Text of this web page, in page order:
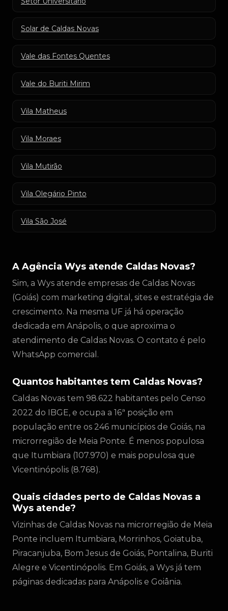
Solar de Caldas Novas
Vale das Fontes Quentes
Vale do Buriti Mirim
Vila Matheus
Vila Moraes
Vila Mutirão
Vila Olegário Pinto
Vila São José
A Agência Wys atende Caldas Novas?
Sim, a Wys atende empresas de Caldas Novas
(Goiás) com marketing digital, sites e estratégia de
crescimento. Na mesma UF já há operação
dedicada em Anápolis, o que aproxima o
atendimento de Caldas Novas. O contato é pelo
WhatsApp comercial.
Quantos habitantes tem Caldas Novas?
Caldas Novas tem 98.622 habitantes pelo Censo
2022 do IBGE, e ocupa a 16ª posição em
população entre os 246 municípios de Goiás, na
microrregião de Meia Ponte. É menos populosa
que Itumbiara (107.970) e mais populosa que
Vicentinópolis (8.768).
Quais cidades perto de Caldas Novas a
Wys atende?
Vizinhas de Caldas Novas na microrregião de Meia
Ponte incluem Itumbiara, Morrinhos, Goiatuba,
Piracanjuba, Bom Jesus de Goiás, Pontalina, Buriti
Alegre e Vicentinópolis. Em Goiás, a Wys já tem
páginas dedicadas para Anápolis e Goiânia.